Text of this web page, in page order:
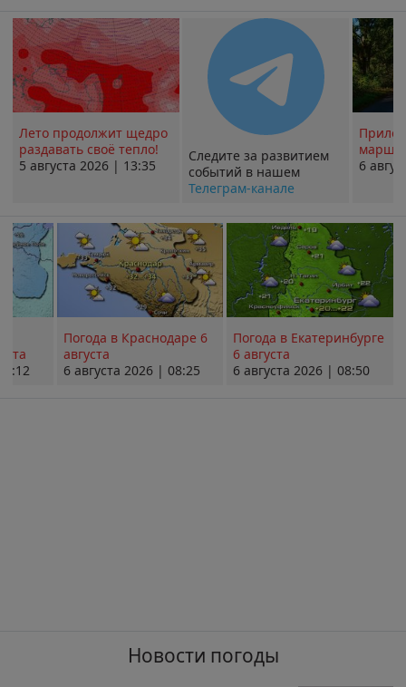
Лето продолжит щедро
раздавать своё тепло!
5 августа 2026 | 13:35
Следите за развитием
событий в нашем
Телеграм-канале
6
Погода в Краснодаре 6
августа
6 августа 2026 | 08:25
Погода в Екатеринбурге
6 августа
6 августа 2026 | 08:50
Новости погоды